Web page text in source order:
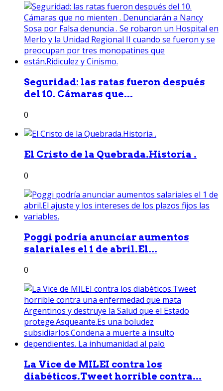
Seguridad: las ratas fueron después
del 10. Cámaras que...
0
El Cristo de la Quebrada.Historia .
0
Poggi podría anunciar aumentos
salariales el 1 de abril.El...
0
La Vice de MILEI contra los
diabéticos.Tweet horrible contra...